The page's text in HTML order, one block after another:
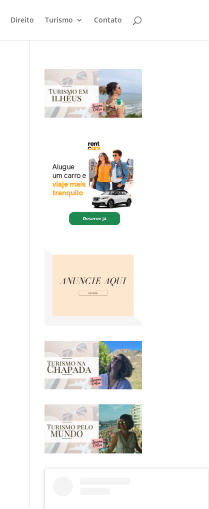
Direito Turismo Contato